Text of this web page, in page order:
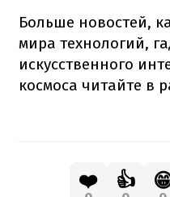
Больше новостей,
мира технологий,
искусственного
космоса читайте в
❤️ 👍